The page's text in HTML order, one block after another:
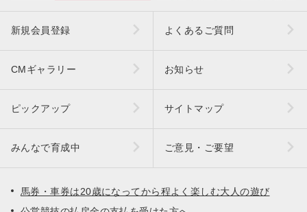
新規会員登録 よくあるご質問
CMギャラリー お知らせ
ピックアップ サイトマップ
みんなで育成中 ご意見・ご要望
馬券・車券は20歳になってから程よく楽しむ大人の遊び